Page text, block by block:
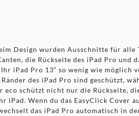
Design wurden Ausschnitte für alle
die Rückseite des iPad Pro und
iPad Pro 13“ so wenig wie möglich
des iPad Pro sind geschützt,
schützt nicht nur die Rückseite,
Wenn du das EasyClick Cover
das iPad Pro automatisch in